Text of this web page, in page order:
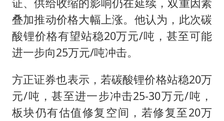
叠加推动价格大幅上涨。他认为，此次碳
酸锂价格有望站稳20万元/吨，甚至可能
进一步向25万元/吨冲击。
方正证券也表示，若碳酸锂价格站稳20万
元/吨，甚至进一步冲击25-30万元/吨，
板块仍有估值修复空间，若修复至20万